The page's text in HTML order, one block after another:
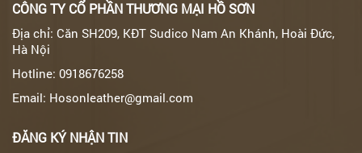
CÔNG TY CỔ PHẦN THƯƠNG MẠI HỒ SƠN
Địa chỉ: Căn SH209, KĐT Sudico Nam An Khánh, Hoài Đức,
Hà Nội
Hotline: 0918676258
Email: Hosonleather@gmail.com
ĐĂNG KÝ NHẬN TIN